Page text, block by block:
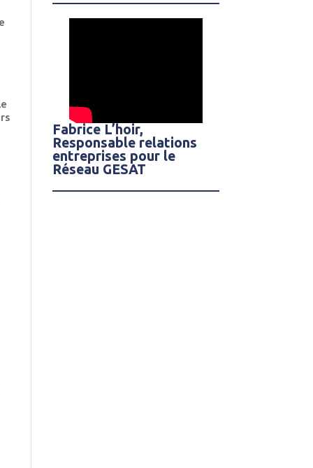
Fabrice L’hoir,
Responsable relations
entreprises pour le
Réseau GESAT